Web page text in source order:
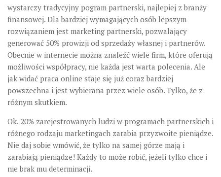
wystarczy tradycyjny pogram partnerski, najlepiej z branży
finansowej. Dla bardziej wymagających osób lepszym
rozwiązaniem jest marketing partnerski, pozwalający
generować 50% prowizji od sprzedaży własnej i partnerów.
Obecnie w internecie można znaleźć wiele firm, które oferują
możliwości współpracy, nie każda jest warta polecenia. Ale
jak widać praca online staje się już coraz bardziej
powszechna i jest wybierana przez wiele osób. Tylko, że z
różnym skutkiem.
Ok. 20% zarejestrowanych ludzi w programach partnerskich i
różnego rodzaju marketingach zarabia przyzwoite pieniądze.
Nie daj sobie wmówić, że tylko na samej górze mają i
zarabiają pieniądze! Każdy to może robić, jeżeli tylko chce i
nie brak mu determinacji.